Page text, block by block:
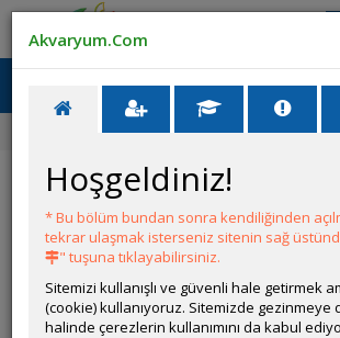
Ana Menü
Ana Sayfa
Forum Üye Profili
ÖZELLİKLER
Akvaryum.Com
Hoşgeldiniz!
* Bu bölüm bundan sonra kendiliğinden
tekrar ulaşmak isterseniz sitenin sağ
" tuşuna tıklayabilirsiniz.
Sitemizi kullanışlı ve güvenli hale getirmek
(cookie) kullanıyoruz. Sitemizde gezinmeye
halinde çerezlerin kullanımını da kabul